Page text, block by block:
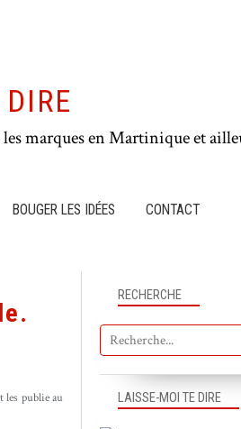
marques en Martinique et
BOUGER LES IDÉES CONTACT
les publie au
RECHERCHE
LAISSE-MOI TE DIRE